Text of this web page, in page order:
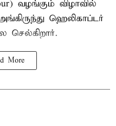
வழங்கும் விழாவில்
ஹெலிகாப்டர்
செல்கிறார்.
More